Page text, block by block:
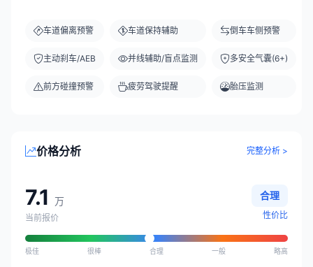
车道偏离预警
主动刹车/AEB
前方碰撞预警
车道保持辅助
并线辅助/盲点监测
疲劳驾驶提醒
倒车车侧预警
多安全气囊(6+)
胎压监测
价格分析 完整分析 >
7.1 万
当前报价
合理
性价比
极佳 很棒 合理 一般 略高